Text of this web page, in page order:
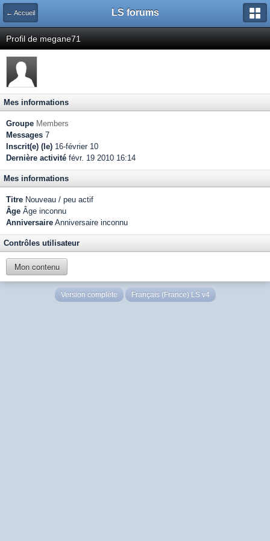
← Accueil LS forums
Profil de megane71
Mes informations
Groupe Members
Messages 7
Inscrit(e) (le) 16-février 10
Dernière activité févr. 19 2010 16:14
Mes informations
Titre Nouveau / peu actif
Âge Âge inconnu
Anniversaire Anniversaire inconnu
Contrôles utilisateur
Mon contenu
Version complète Français (France) LS v4